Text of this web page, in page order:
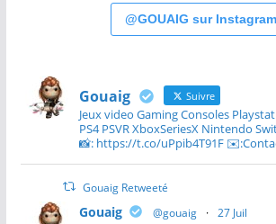
@GOUAIG sur Instagram
Gouaig Suivre
Jeux video Gaming Consoles
PS4 PSVR XboxSeriesX Nintendo
📸: https://t.co/uPpib4T91F
Gouaig Retweeté
Gouaig @gouaig · 27 Juil